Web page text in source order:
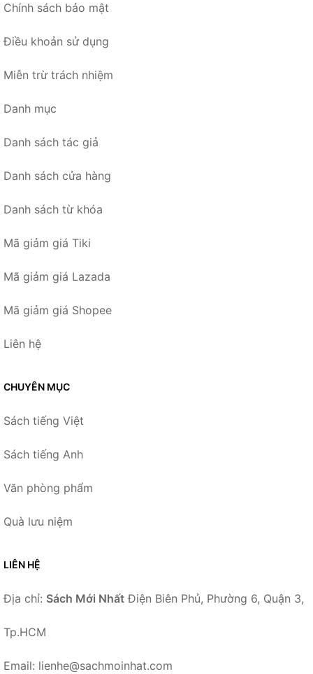
Chính sách bảo mật
Điều khoản sử dụng
Miễn trừ trách nhiệm
Danh mục
Danh sách tác giả
Danh sách cửa hàng
Danh sách từ khóa
Mã giảm giá Tiki
Mã giảm giá Lazada
Mã giảm giá Shopee
Liên hệ
CHUYÊN MỤC
Sách tiếng Việt
Sách tiếng Anh
Văn phòng phẩm
Quà lưu niệm
LIÊN HỆ
Địa chỉ: Sách Mới Nhất Điện Biên Phủ, Phường 6, Quận 3,
Tp.HCM
Email: lienhe@sachmoinhat.com